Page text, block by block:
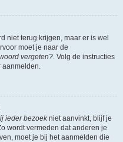
niet terug krijgen, maar er is wel
moet je naar de
vergeten?. Volg de instructies
aanmelden.
ieder bezoekniet aanvinkt, blijf je
wordt vermeden dat anderen je
moet je bij het aanmelden die